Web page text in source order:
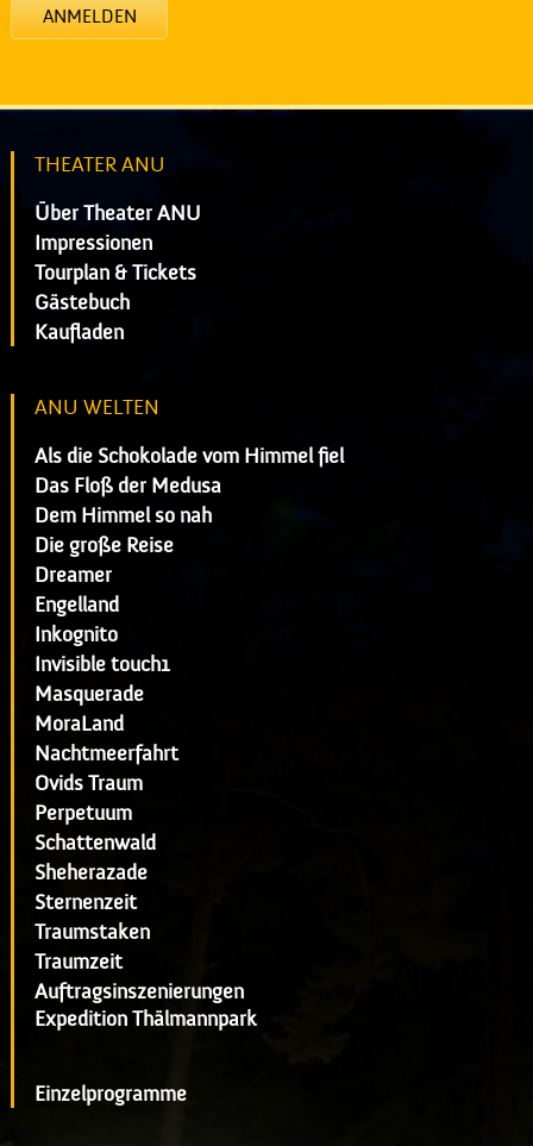
ANMELDEN
THEATER ANU
Über Theater ANU
Impressionen
Tourplan & Tickets
Gästebuch
Kaufladen
ANU WELTEN
Als die Schokolade vom Himmel fiel
Das Floß der Medusa
Dem Himmel so nah
Die große Reise
Dreamer
Engelland
Inkognito
Invisible touch1
Masquerade
MoraLand
Nachtmeerfahrt
Ovids Traum
Perpetuum
Schattenwald
Sheherazade
Sternenzeit
Traumstaken
Traumzeit
Auftragsinszenierungen
Expedition Thälmannpark
Einzelprogramme